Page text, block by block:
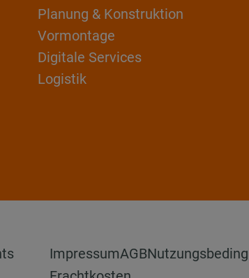
Planung & Konstruktion
Vormontage
Digitale Services
Logistik
ImpressumAGB